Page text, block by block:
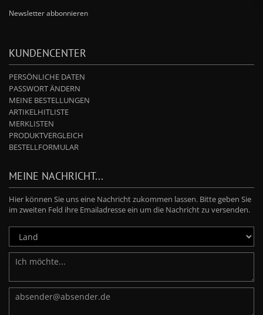
Newsletter abbonnieren
KUNDENCENTER
PERSÖNLICHE DATEN
PASSWORT ÄNDERN
MEINE BESTELLUNGEN
ARTIKELHITLISTE
MERKLISTEN
PRODUKTVERGLEICH
BESTELLFORMULAR
MEINE NACHRICHT...
Hier können Sie uns eine Nachricht zukommen lassen. Bitte geben Sie
im zweiten Feld ihre Emailadresse ein um die Nachricht zu versenden.